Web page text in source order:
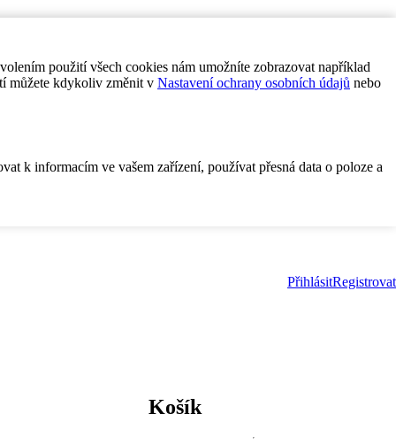
použití všech cookies nám umožníte zobrazovat například
můžete kdykoliv změnit v Nastavení ochrany osobních údajů nebo
k informacím ve vašem zařízení, používat přesná data o poloze a
PřihlásitRegistrovat
Košík